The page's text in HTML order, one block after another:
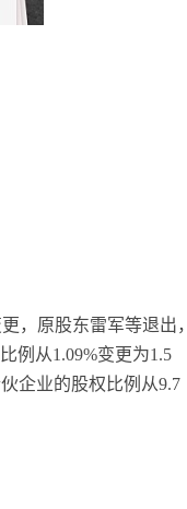
，原股东雷军等退出，
例从1.09%变更为1.5
企业的股权比例从9.7